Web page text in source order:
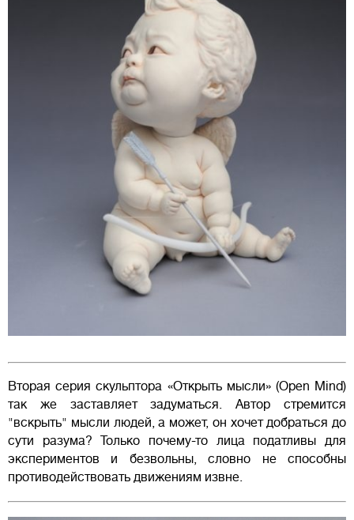
Вторая серия скульптора «Открыть мысли» (Open Mind)
так же заставляет задуматься. Автор стремится
"вскрыть" мысли людей, а может, он хочет добраться до
сути разума? Только почему-то лица податливы для
экспериментов и безвольны, словно не способны
противодействовать движениям извне.